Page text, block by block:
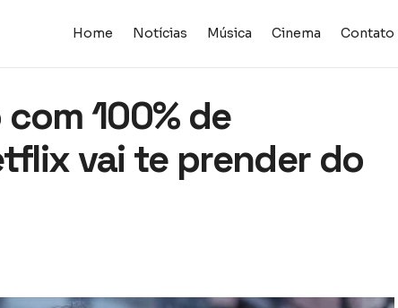
Home Notícias Música Cinema Contato
100% de
vai te prender do